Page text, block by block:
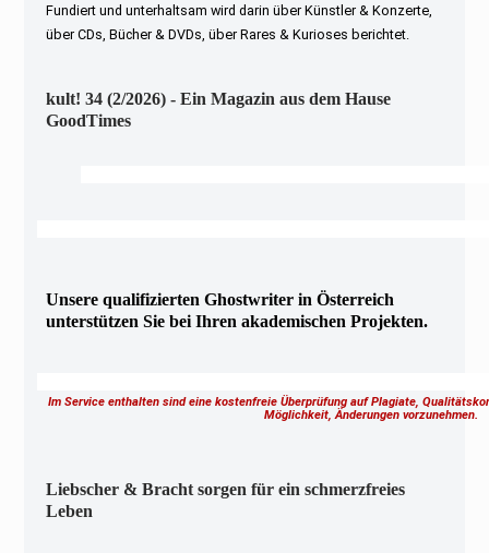
Fundiert und unterhaltsam wird darin über Künstler & Konzerte,
über CDs, Bücher & DVDs, über Rares & Kurioses berichtet.
kult! 34 (2/2026) - Ein Magazin aus dem Hause
GoodTimes
Unsere qualifizierten Ghostwriter in Österreich
unterstützen Sie bei Ihren akademischen Projekten.
Im Service enthalten sind eine kostenfreie Überprüfung auf Plagiate,
Möglichkeit, Änderungen vorzunehmen.
Liebscher & Bracht sorgen für ein schmerzfreies
Leben